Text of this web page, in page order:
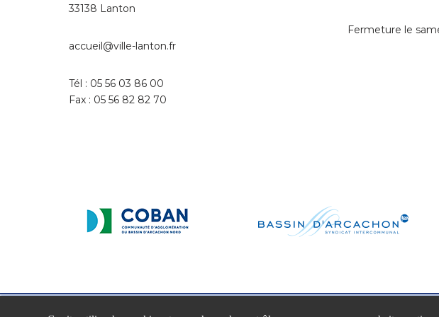
33138 Lanton
accueil@ville-lanton.fr
Tél : 05 56 03 86 00
Fax : 05 56 82 82 70
Fermeture le